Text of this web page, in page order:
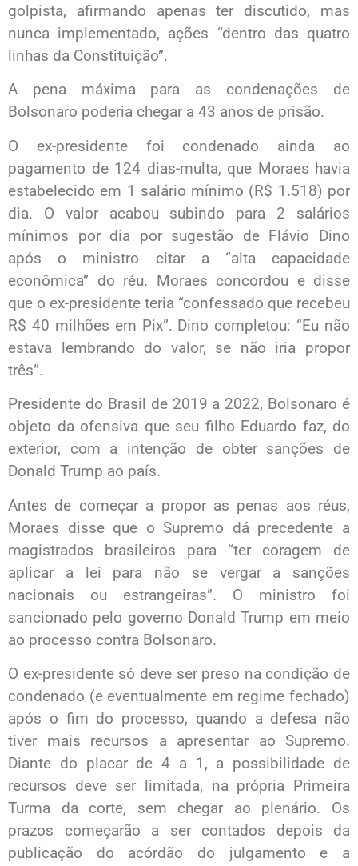
golpista, afirmando apenas ter discutido, mas
nunca implementado, ações “dentro das quatro
linhas da Constituição”.
A pena máxima para as condenações de
Bolsonaro poderia chegar a 43 anos de prisão.
O ex-presidente foi condenado ainda ao
pagamento de 124 dias-multa, que Moraes havia
estabelecido em 1 salário mínimo (R$ 1.518) por
dia. O valor acabou subindo para 2 salários
mínimos por dia por sugestão de Flávio Dino
após o ministro citar a “alta capacidade
econômica” do réu. Moraes concordou e disse
que o ex-presidente teria “confessado que recebeu
R$ 40 milhões em Pix”. Dino completou: “Eu não
estava lembrando do valor, se não iria propor
três”.
Presidente do Brasil de 2019 a 2022, Bolsonaro é
objeto da ofensiva que seu filho Eduardo faz, do
exterior, com a intenção de obter sanções de
Donald Trump ao país.
Antes de começar a propor as penas aos réus,
Moraes disse que o Supremo dá precedente a
magistrados brasileiros para “ter coragem de
aplicar a lei para não se vergar a sanções
nacionais ou estrangeiras”. O ministro foi
sancionado pelo governo Donald Trump em meio
ao processo contra Bolsonaro.
O ex-presidente só deve ser preso na condição de
condenado (e eventualmente em regime fechado)
após o fim do processo, quando a defesa não
tiver mais recursos a apresentar ao Supremo.
Diante do placar de 4 a 1, a possibilidade de
recursos deve ser limitada, na própria Primeira
Turma da corte, sem chegar ao plenário. Os
prazos começarão a ser contados depois da
publicação do acórdão do julgamento e a